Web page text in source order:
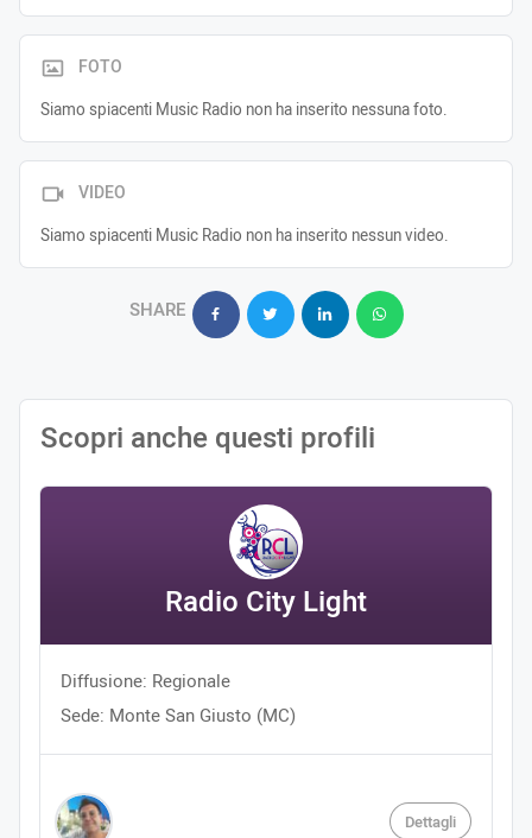
FOTO
Siamo spiacenti Music Radio non ha inserito nessuna foto.
VIDEO
Siamo spiacenti Music Radio non ha inserito nessun video.
SHARE
Scopri anche questi profili
Radio City Light
Diffusione: Regionale
Sede: Monte San Giusto (MC)
Dettagli